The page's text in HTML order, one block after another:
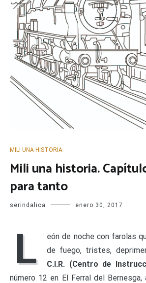
MILI UNA HISTORIA
Mili una historia.
para tanto
serindalica enero 30, 2017
L
eón de noche con farolas
de fuego, tristes,
C.I.R. (Centro de
número 12 en El Ferral del